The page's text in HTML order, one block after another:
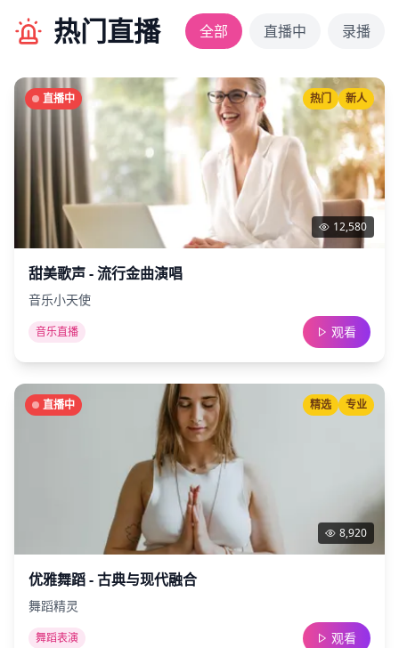
热门直播 全部 直播中 录播
直播中
12,580
热门 新人
甜美歌声 - 流行金曲演唱
音乐小天使
音乐直播 观看
直播中
8,920
精选 专业
优雅舞蹈 - 古典与现代融合
舞蹈精灵
舞蹈表演 观看